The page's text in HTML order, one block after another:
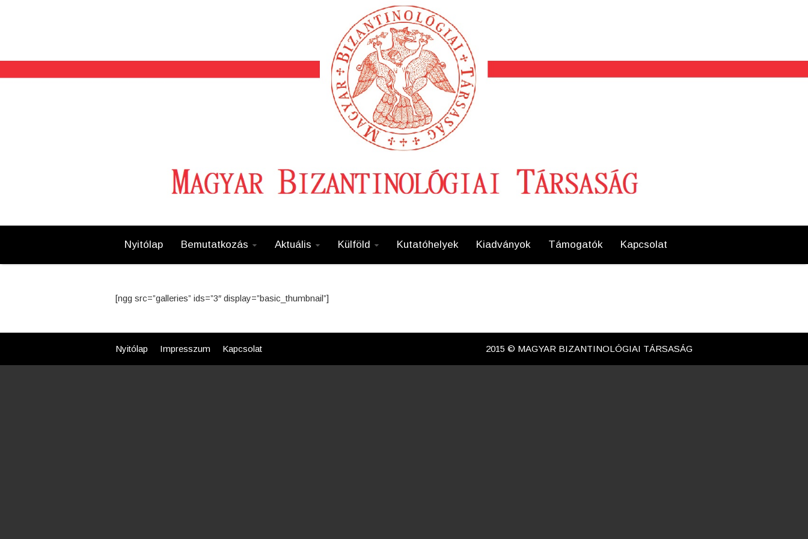
Nyitólap Bemutatkozás Aktuális Külföld Kutatóhelyek Kiadványok Támogatók Kapcsolat
[ngg src=”galleries” ids=”3″ display=”basic_thumbnail”]
Nyitólap Impresszum Kapcsolat 2015 © MAGYAR BIZANTINOLÓGIAI TÁRSASÁG